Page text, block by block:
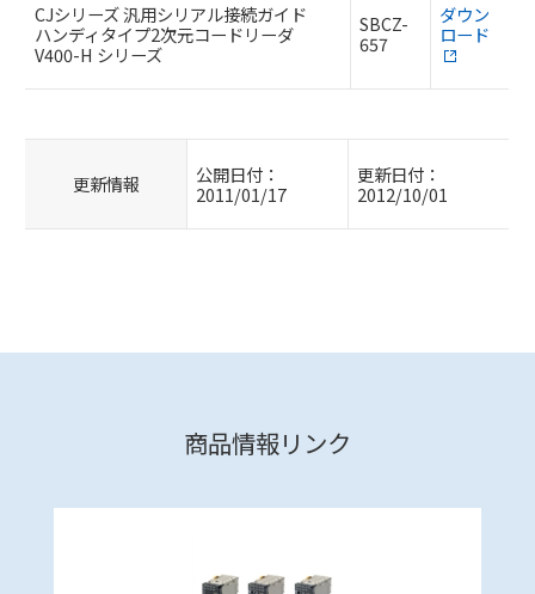
CJシリーズ 汎用シリアル接続ガイド
ハンディタイプ2次元コードリーダ
V400-H シリーズ
SBCZ-
657
ダウン
ロード
更新情報
公開日付：
2011/01/17
更新日付：
2012/10/01
商品情報リンク